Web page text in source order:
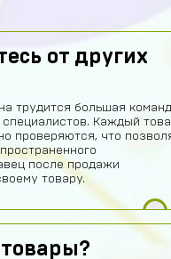
от других
трудится большая
Каждый
проверяются, что
после продажи
товару.